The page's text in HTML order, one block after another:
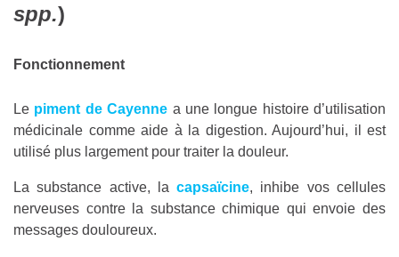
spp.)
Fonctionnement
Le piment de Cayenne a une longue histoire d’utilisation
médicinale comme aide à la digestion. Aujourd’hui, il est
utilisé plus largement pour traiter la douleur.
La substance active, lacapsaïcine, inhibe vos cellules
nerveuses contre la substance chimique qui envoie des
messages douloureux.